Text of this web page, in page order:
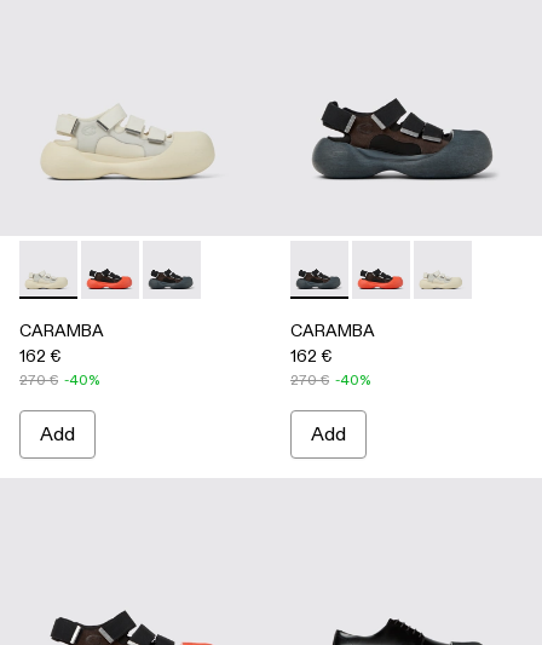
CARAMBA - A500053-004 - WHITE
CARAMBA - A500053-005 - BLACK
CARAMBA - A500053-001 - BLACK
CARAMBA
162 €
270 € -40%
Add
CARAMBA - A500053-001
CARAMBA -CARAMBA -
CARAMBA
162 €
270 € -40%
Add